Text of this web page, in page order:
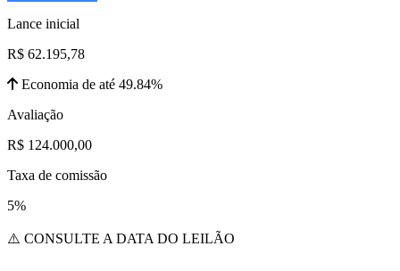
Lance inicial
R$ 62.195,78
Economia de até 49.84%
Avaliação
R$ 124.000,00
Taxa de comissão
5%
⚠️ CONSULTE A DATA DO LEILÃO